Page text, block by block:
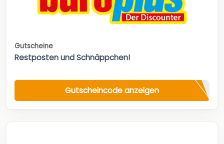
Gutscheine
Restposten und Schnäppchen!
Gutscheincode anzeigen